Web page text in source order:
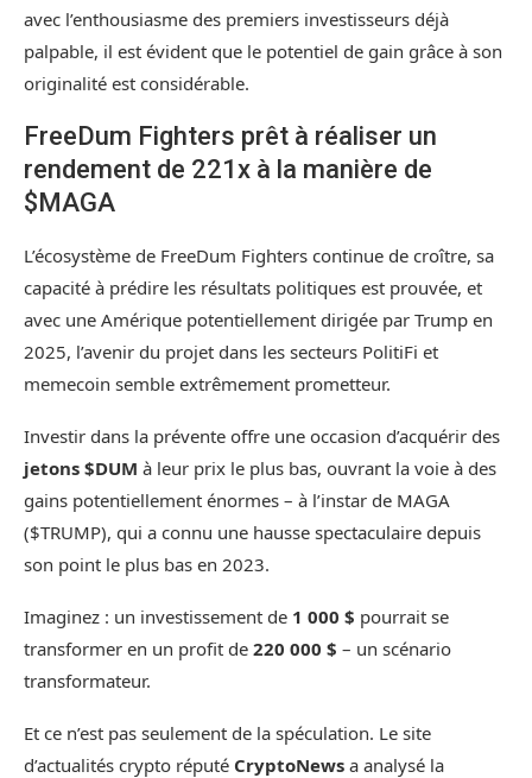
avec l’enthousiasme des premiers investisseurs déjà
palpable, il est évident que le potentiel de gain grâce à son
originalité est considérable.
FreeDum Fighters prêt à réaliser un
rendement de 221x à la manière de
$MAGA
L’écosystème de FreeDum Fighters continue de croître, sa
capacité à prédire les résultats politiques est prouvée, et
avec une Amérique potentiellement dirigée par Trump en
2025, l’avenir du projet dans les secteurs PolitiFi et
memecoin semble extrêmement prometteur.
Investir dans la prévente offre une occasion d’acquérir des
jetons $DUM à leur prix le plus bas, ouvrant la voie à des
gains potentiellement énormes – à l’instar de MAGA
($TRUMP), qui a connu une hausse spectaculaire depuis
son point le plus bas en 2023.
Imaginez : un investissement de 1 000 $ pourrait se
transformer en un profit de 220 000 $ – un scénario
transformateur.
Et ce n’est pas seulement de la spéculation. Le site
d’actualités crypto réputé CryptoNews a analysé la